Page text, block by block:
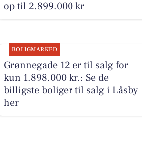
op til 2.899.000 kr
BOLIGMARKED
Grønnegade 12 er til salg for
kun 1.898.000 kr.: Se de
billigste boliger til salg i Låsby
her